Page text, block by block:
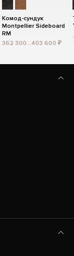
Комод-сундук
Montpellier Sideboard
RM
362 300...403 600 ₽